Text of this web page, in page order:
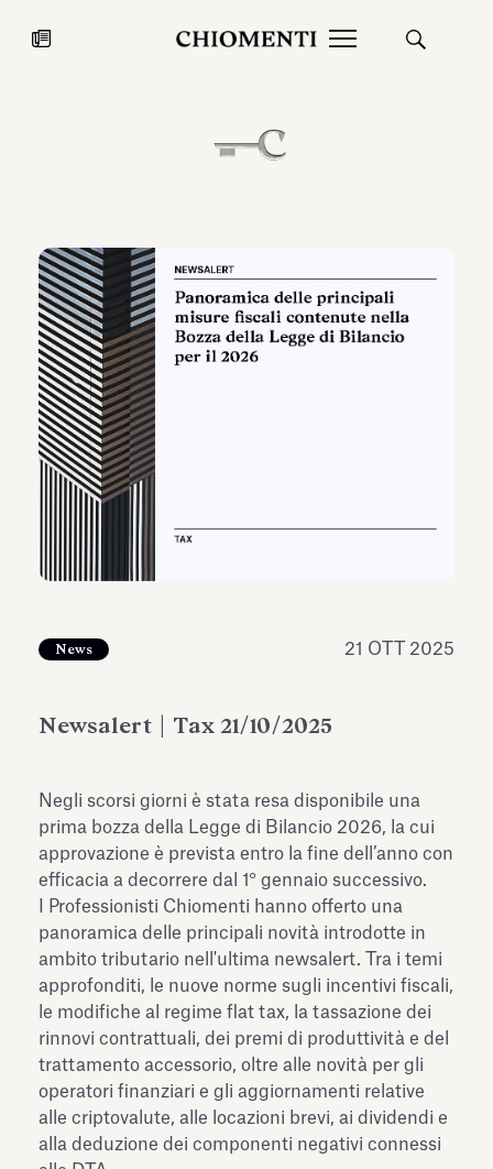
27 LUG 2026
Fondazione Torlonia inaugura la
mostra Marmora Romana
ampliando gli spazi espositivi
dell’Antiquarium di Villa Albani
Leggi tutto
News 21 OTT 2025
Newsalert | Tax 21/10/2025
Negli scorsi giorni è stata resa disponibile una
prima bozza della Legge di Bilancio 2026, la cui
approvazione è prevista entro la fine dell’anno con
efficacia a decorrere dal 1° gennaio successivo.
I Professionisti Chiomenti hanno offerto una
panoramica delle principali novità introdotte in
ambito tributario nell'ultima newsalert. Tra i temi
approfonditi, le nuove norme sugli incentivi fiscali,
le modifiche al regime flat tax, la tassazione dei
rinnovi contrattuali, dei premi di produttività e del
trattamento accessorio, oltre alle novità per gli
operatori finanziari e gli aggiornamenti relative
alle criptovalute, alle locazioni brevi, ai dividendi e
alla deduzione dei componenti negativi connessi